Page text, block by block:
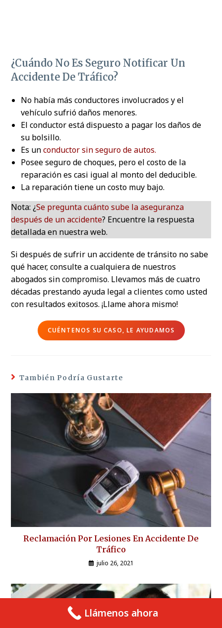
¿Cuándo No Es Seguro Notificar Un
Accidente De Tráfico?
No había más conductores involucrados y el
vehículo sufrió daños menores.
El conductor está dispuesto a pagar los daños de
su bolsillo.
Es unconductor sin seguro de autos.
Posee seguro de choques, pero el costo de la
reparación es casi igual al monto del deducible.
La reparación tiene un costo muy bajo.
Nota: ¿Se pregunta cuánto sube la aseguranza
después de un accidente? Encuentre la respuesta
detallada en nuestra web.
Si después de sufrir un accidente de tránsito no sabe
qué hacer, consulte a cualquiera de nuestros
abogados sin compromiso. Llevamos más de cuatro
décadas prestando ayuda legal a clientes como usted
con resultados exitosos. ¡Llame ahora mismo!
CUÉNTENOS SU CASO, LE AYUDAMOS
También Podría Gustarte
Reclamación Por Lesiones En Accidente De
Tráfico
julio 26, 2021
Llámenos ahora